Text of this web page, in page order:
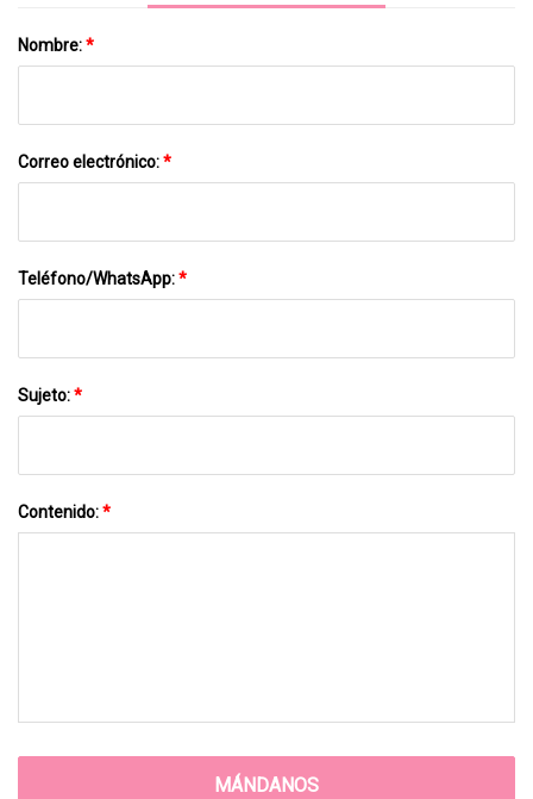
Nombre:*
Correo electrónico:*
Teléfono/WhatsApp:*
Sujeto:*
Contenido:*
MÁNDANOS